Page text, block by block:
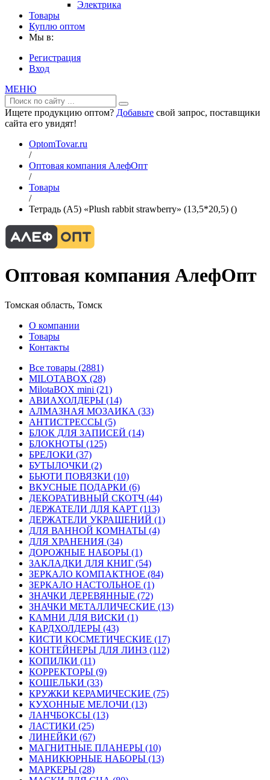
Электрика
Товары
Куплю оптом
Мы в:
Регистрация
Вход
МЕНЮ
Ищете продукцию оптом? Добавьте свой запрос, поставщики
сайта его увидят!
OptomTovar.ru
/
Оптовая компания АлефОпт
/
Товары
/
Тетрадь (A5) «Plush rabbit strawberry» (13,5*20,5) ()
Оптовая компания АлефОпт
Томская область, Томск
О компании
Товары
Контакты
Все товары (2881)
MILOTABOX (28)
MilotaBOX mini (21)
АВИАХОЛДЕРЫ (14)
АЛМАЗНАЯ МОЗАИКА (33)
АНТИСТРЕССЫ (5)
БЛОК ДЛЯ ЗАПИСЕЙ (14)
БЛОКНОТЫ (125)
БРЕЛОКИ (37)
БУТЫЛОЧКИ (2)
БЬЮТИ ПОВЯЗКИ (10)
ВКУСНЫЕ ПОДАРКИ (6)
ДЕКОРАТИВНЫЙ СКОТЧ (44)
ДЕРЖАТЕЛИ ДЛЯ КАРТ (113)
ДЕРЖАТЕЛИ УКРАШЕНИЙ (1)
ДЛЯ ВАННОЙ КОМНАТЫ (4)
ДЛЯ ХРАНЕНИЯ (34)
ДОРОЖНЫЕ НАБОРЫ (1)
ЗАКЛАДКИ ДЛЯ КНИГ (54)
ЗЕРКАЛО КОМПАКТНОЕ (84)
ЗЕРКАЛО НАСТОЛЬНОЕ (1)
ЗНАЧКИ ДЕРЕВЯННЫЕ (72)
ЗНАЧКИ МЕТАЛЛИЧЕСКИЕ (13)
КАМНИ ДЛЯ ВИСКИ (1)
КАРДХОЛДЕРЫ (43)
КИСТИ КОСМЕТИЧЕСКИЕ (17)
КОНТЕЙНЕРЫ ДЛЯ ЛИНЗ (112)
КОПИЛКИ (11)
КОРРЕКТОРЫ (9)
КОШЕЛЬКИ (33)
КРУЖКИ КЕРАМИЧЕСКИЕ (75)
КУХОННЫЕ МЕЛОЧИ (13)
ЛАНЧБОКСЫ (13)
ЛАСТИКИ (25)
ЛИНЕЙКИ (67)
МАГНИТНЫЕ ПЛАНЕРЫ (10)
МАНИКЮРНЫЕ НАБОРЫ (13)
МАРКЕРЫ (28)